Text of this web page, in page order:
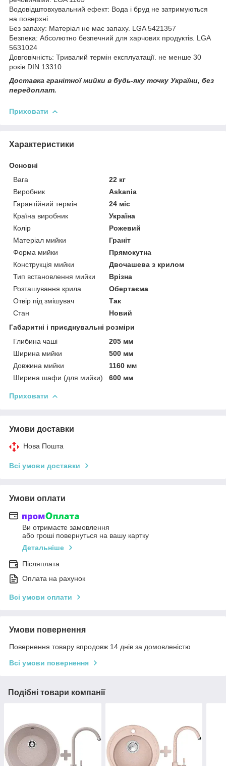
Водовідштовхувальний ефект: Вода і бруд не затримуються
на поверхні.
Без запаху: Матеріал не має запаху. LGA 5421357
Безпека: Абсолютно безпечний для харчових продуктів. LGA
5631024
Довговічність: Тривалий термін експлуатації. не менше 30
років DIN 13310
Доставка гранітної мийки в будь-яку точку України, без
передоплат.
Приховати
Характеристики
Основні
Вага
22 кг
Виробник
Askania
Гарантійний термін
24 міс
Країна виробник
Україна
Колір
Рожевий
Матеріал мийки
Граніт
Форма мийки
Прямокутна
Конструкція мийки
Двочашева з крилом
Тип встановлення мийки
Врізна
Розташування крила
Обертаєма
Отвір під змішувач
Так
Стан
Новий
Габаритні і приєднувальні розміри
Глибина чаші
205 мм
Ширина мийки
500 мм
Довжина мийки
1160 мм
Ширина шафи (для мийки)
600 мм
Приховати
Умови доставки
Нова Пошта
Всі умови доставки
Умови оплати
Ви отримаєте замовлення
або гроші повернуться на вашу картку
Детальніше
Післяплата
Оплата на рахунок
Всі умови оплати
Умови повернення
Повернення товару впродовж 14 днів за домовленістю
Всі умови повернення
Подібні товари компанії